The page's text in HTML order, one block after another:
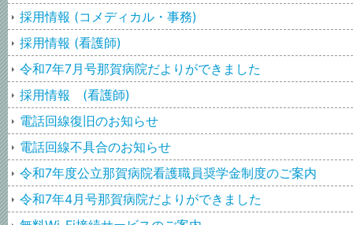
採用情報 (コメディカル・事務)
採用情報 (看護師)
令和7年7月号那賀病院だよりができました
採用情報 (看護師)
電話回線復旧のお知らせ
電話回線不具合のお知らせ
令和7年度公立那賀病院看護職員奨学金制度のご案内
令和7年4月号那賀病院だよりができました